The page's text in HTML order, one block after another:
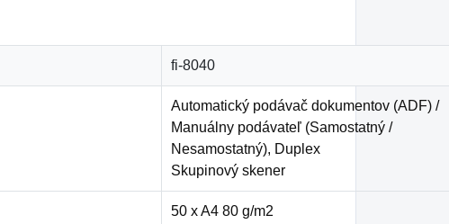
fi-8040
Automatický podávač dokumentov (ADF) /
Manuálny podávateľ (Samostatný /
Nesamostatný), Duplex
Skupinový skener
50 x A4 80 g/m2